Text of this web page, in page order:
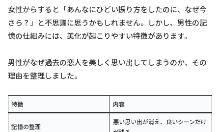
女性からすると「あんなにひどい振り方をしたのに、なぜ今
さら？」と不思議に思うかもしれません。しかし、男性の記
憶の仕組みには、美化が起こりやすい特徴があります。
男性がなぜ過去の恋人を美しく思い出してしまうのか、その
理由を整理しました。
特徴 内容
記憶の整理
悪い思い出が消え、良いシーンだけ